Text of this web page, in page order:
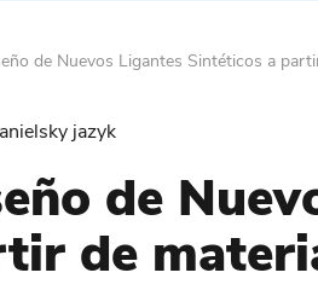
de Nuevos Ligantes Sintéticos a
jazyk
de
de